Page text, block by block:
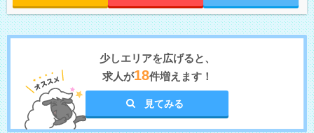
少しエリアを広げると、
求人が18件増えます！
見てみる